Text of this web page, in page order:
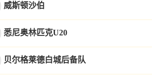
威斯顿沙伯
悉尼奥林匹克U20
贝尔格莱德白城后备队